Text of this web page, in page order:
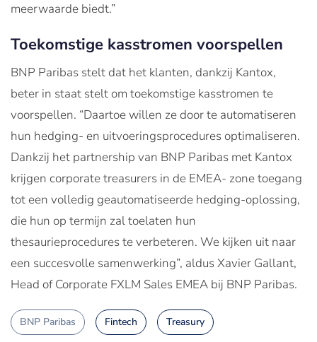
meerwaarde biedt.”
Toekomstige kasstromen voorspellen
BNP Paribas stelt dat het klanten, dankzij Kantox,
beter in staat stelt om toekomstige kasstromen te
voorspellen. “Daartoe willen ze door te automatiseren
hun hedging- en uitvoeringsprocedures optimaliseren.
Dankzij het partnership van BNP Paribas met Kantox
krijgen corporate treasurers in de EMEA- zone toegang
tot een volledig geautomatiseerde hedging-oplossing,
die hun op termijn zal toelaten hun
thesaurieprocedures te verbeteren. We kijken uit naar
een succesvolle samenwerking”, aldus Xavier Gallant,
Head of Corporate FXLM Sales EMEA bij BNP Paribas.
BNP Paribas Fintech Treasury